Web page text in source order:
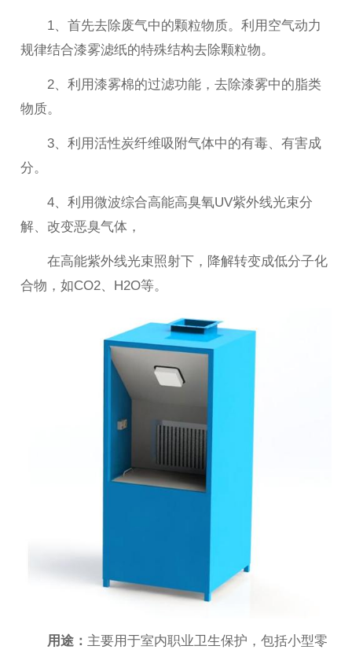
1、首先去除废气中的颗粒物质。利用空气动力
规律结合漆雾滤纸的特殊结构去除颗粒物。
2、利用漆雾棉的过滤功能，去除漆雾中的脂类
物质。
3、利用活性炭纤维吸附气体中的有毒、有害成
分。
4、利用微波综合高能高臭氧UV紫外线光束分
解、改变恶臭气体，
在高能紫外线光束照射下，降解转变成低分子化
合物，如CO2、H2O等。
用途： 主要用于室内职业卫生保护，包括小型零